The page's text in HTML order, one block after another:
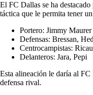
El FC Dallas se ha
táctica que le permita tener
Portero: Jimmy Maurer
Defensas: Bressan,
Centrocampistas:
Delanteros: Jara, Pepi
Esta alineación le daría al
defensa rival.